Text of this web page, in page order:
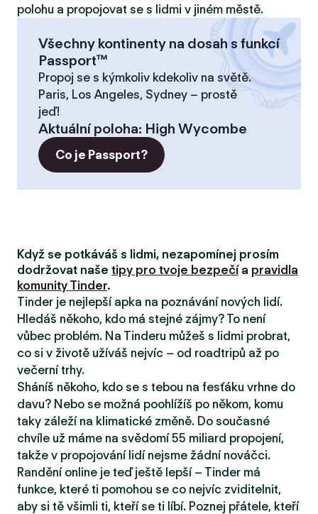
polohu a propojovat se s lidmi v jiném městě.
Všechny kontinenty na dosah s funkcí
Passport™
Propoj se s kýmkoliv kdekoliv na světě.
Paris, Los Angeles, Sydney – prostě
jeď!
Aktuální poloha: High Wycombe
Co je Passport?
Když se potkáváš s lidmi, nezapomínej prosím
dodržovat naše tipy pro tvoje bezpečía pravidla
komunity Tinder.
Tinder je nejlepší apka na poznávání nových lidí.
Hledáš někoho, kdo má stejné zájmy? To není
vůbec problém. Na Tinderu můžeš s lidmi probrat,
co si v životě užíváš nejvíc – od roadtripů až po
večerní trhy.
Sháníš někoho, kdo se s tebou na fesťáku vrhne do
davu? Nebo se možná poohlížíš po někom, komu
taky záleží na klimatické změně. Do současné
chvíle už máme na svědomí 55 miliard propojení,
takže v propojování lidí nejsme žádní nováčci.
Randění online je teď ještě lepší – Tinder má
funkce, které ti pomohou se co nejvíc zviditelnit,
aby si tě všimli ti, kteří se ti líbí. Poznej přátele, kteří